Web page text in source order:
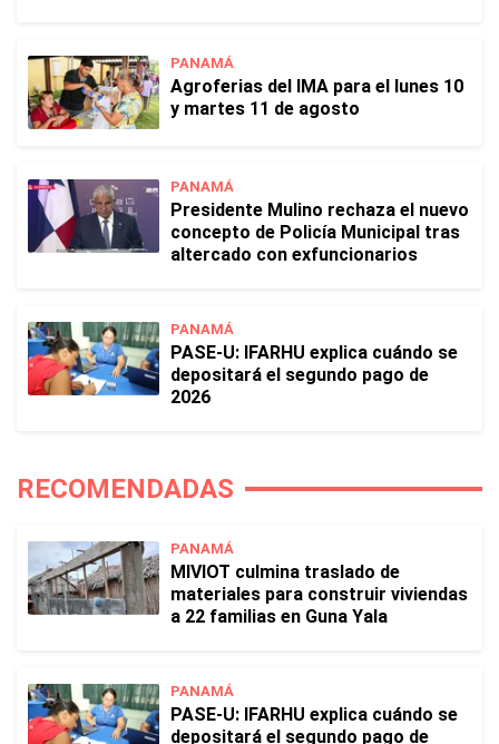
PANAMÁ
Agroferias del IMA para el lunes 10
y martes 11 de agosto
PANAMÁ
Presidente Mulino rechaza el nuevo
concepto de Policía Municipal tras
altercado con exfuncionarios
PANAMÁ
PASE-U: IFARHU explica cuándo se
depositará el segundo pago de
2026
RECOMENDADAS
PANAMÁ
MIVIOT culmina traslado de
materiales para construir viviendas
a 22 familias en Guna Yala
PANAMÁ
PASE-U: IFARHU explica cuándo se
depositará el segundo pago de